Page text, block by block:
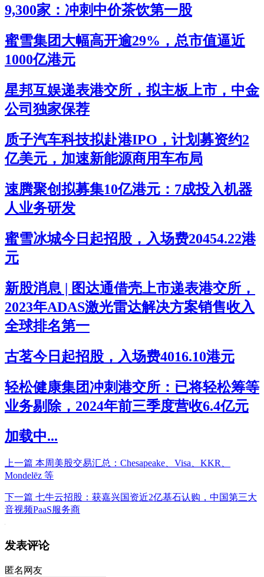
9,300家：冲刺中价茶饮第一股
蜜雪集团大幅高开逾29%，总市值逼近
1000亿港元
星邦互娱递表港交所，拟主板上市，中金
公司独家保荐
质子汽车科技拟赴港IPO，计划募资约2
亿美元，加速新能源商用车布局
速腾聚创拟募集10亿港元：7成投入机器
人业务研发
蜜雪冰城今日起招股，入场费20454.22港
元
新股消息 | 图达通借壳上市递表港交所，
2023年ADAS激光雷达解决方案销售收入
全球排名第一
古茗今日起招股，入场费4016.10港元
轻松健康集团冲刺港交所：已将轻松筹等
业务剔除，2024年前三季度营收6.4亿元
加载中...
上一篇 本周美股交易汇总：Chesapeake、Visa、KKR、
Mondelēz 等
下一篇 七牛云招股：获嘉兴国资近2亿基石认购，中国第三大
音视频PaaS服务商
发表评论
匿名网友